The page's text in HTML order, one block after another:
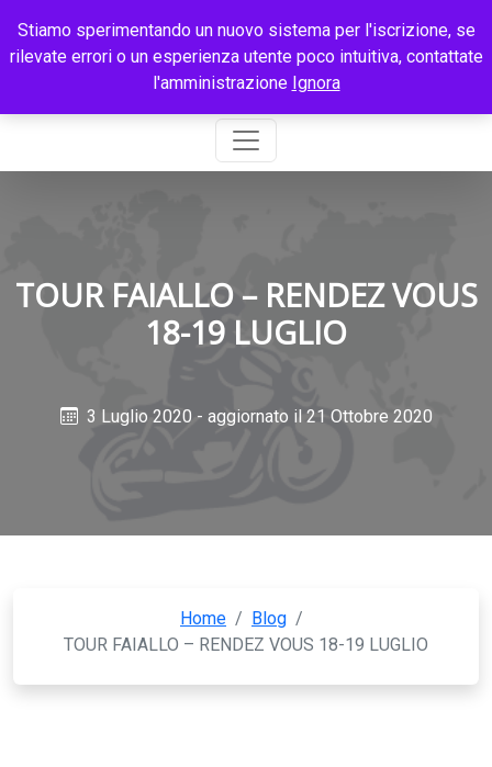
TOUR FAIALLO – RENDEZ VOUS
18-19 LUGLIO
3 Luglio 2020 - aggiornato il 21 Ottobre 2020
Home / Blog /
TOUR FAIALLO – RENDEZ VOUS 18-19 LUGLIO
Stiamo sperimentando un nuovo sistema per l'iscrizione, se
rilevate errori o un esperienza utente poco intuitiva, contattate
l'amministrazione Ignora